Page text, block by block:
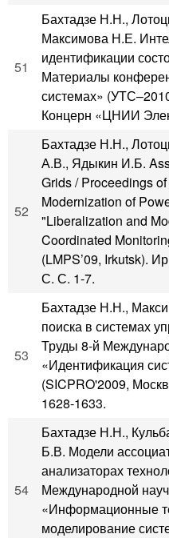
51
Бахтадзе Н.Н.,
Максимова Н.Е.
идентификации
Материалы
системах»
Концерн «ЦНИИ
52
Бахтадзе Н.Н.,
А.В., Ядыкин И.Б.
Grids / Proceedings
Modernization of
"Liberalization and
Coordinated
(LMPS’09, Irkutsk).
С. С. 1-7.
53
Бахтадзе Н.Н.,
поиска в системах
Труды 8-й
«Идентификация
(SICPRO'2009,
1628-1633.
54
Бахтадзе Н.Н.,
Б.В. Модели
анализаторах
Международной
«Информационные
моделирование